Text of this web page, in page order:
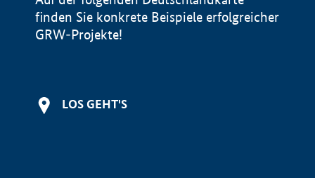
finden Sie konkrete Beispiele erfolgreicher
GRW-Projekte!
LOS GEHT'S